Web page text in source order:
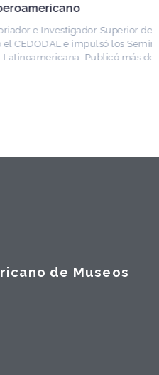
Superior del
e impulsó los Seminarios
Publicó más de
de Museos